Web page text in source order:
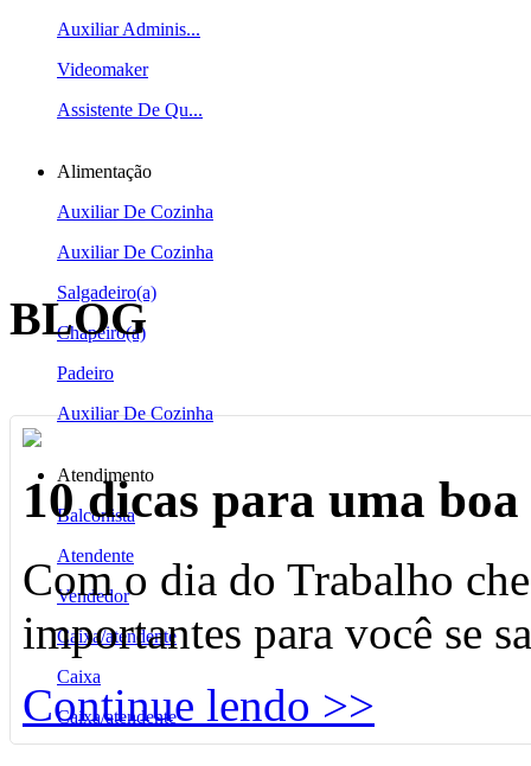
Auxiliar Adminis...
Videomaker
Assistente De Qu...
Alimentação
Auxiliar De Cozinha
Auxiliar De Cozinha
Salgadeiro(a)
Chapeiro(a)
Padeiro
Auxiliar De Cozinha
Atendimento
Balconista
Atendente
Vendedor
Caixa/atendente
Caixa
Caixa/atendente
BLOG
10 dicas para uma
Com o dia do Trabalho
importantes para você se
Continue lendo >>